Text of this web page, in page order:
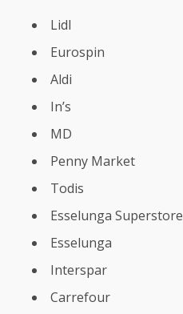
Lidl
Eurospin
Aldi
In’s
MD
Penny Market
Todis
Esselunga Superstore
Esselunga
Interspar
Carrefour